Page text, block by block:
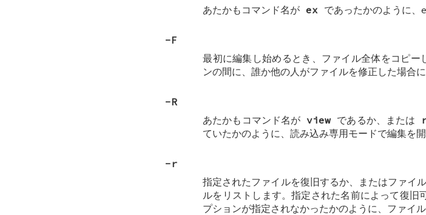
あたかもコマンド名がex であったかのように、
-F
最初に編集し始めるとき、ファイル全体をコピ
ンの間に、誰か他の人がファイルを修正した場合
-R
あたかもコマンド名がview であるか、または
ていたかのように、読み込み専用モードで編集を開
-r
指定されたファイルを復旧するか、またはファイ
ルをリストします。指定された名前によって復
プションが指定されなかったかのように、ファイル